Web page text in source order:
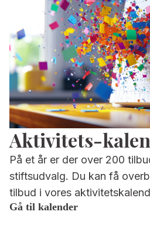
Aktivitets-
På et år er der over 200
stiftsudvalg. Du kan få
tilbud i vores
Gå til kalender